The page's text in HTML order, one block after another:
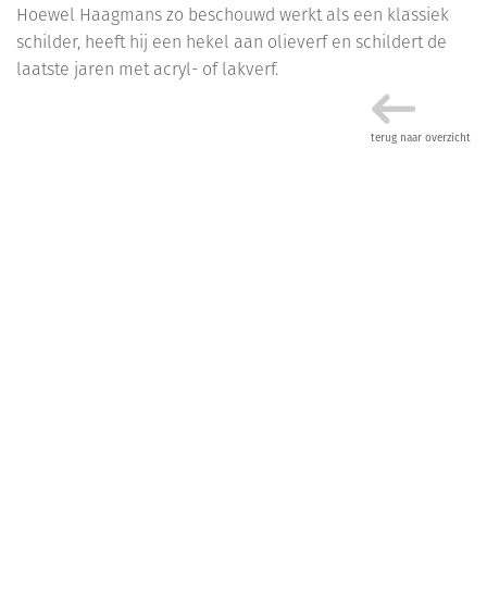
Hoewel Haagmans zo beschouwd werkt als een klassiek
schilder, heeft hij een hekel aan olieverf en schildert de
laatste jaren met acryl- of lakverf.
terug naar overzicht